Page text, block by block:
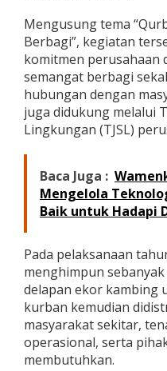
a
n
P
a
k
e
D
n
g
K
b
a
n
u
n
t
u
k
Mengusung tema
Berbagi”, kegiatan
komitmen perusahaan
semangat berbagi
hubungan dengan
juga didukung melalui
Lingkungan (TJSL)
Baca Juga :
Mengelola
Baik untuk Hadapi
Pada pelaksanaan
menghimpun
delapan ekor kambing
kurban kemudian
masyarakat sekitar,
operasional, serta
membutuhkan.